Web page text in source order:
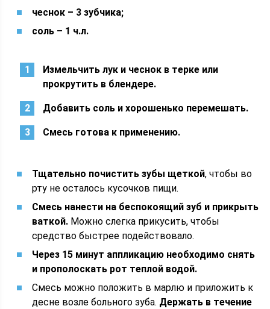
чеснок – 3 зубчика;
соль – 1 ч.л.
Измельчить лук и чеснок в терке или
прокрутить в блендере.
Добавить соль и хорошенько перемешать.
Смесь готова к применению.
Тщательно почистить зубы щеткой, чтобы во
рту не осталось кусочков пищи.
Смесь нанести на беспокоящий зуб и прикрыть
ваткой. Можно слегка прикусить, чтобы
средство быстрее подействовало.
Через 15 минут аппликацию необходимо снять
и прополоскать рот теплой водой.
Смесь можно положить в марлю и приложить к
десне возле больного зуба. Держать в течение